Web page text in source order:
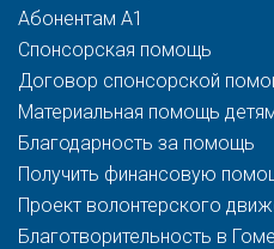
Абонентам A1
Спонсорская помощь
Договор спонсорской
Материальная помощь
Благодарность за помощь
Получить финансовую
Проект волонтерского
Благотворительность в